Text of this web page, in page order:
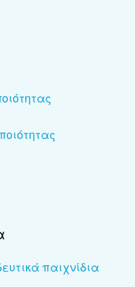
παιχνίδια